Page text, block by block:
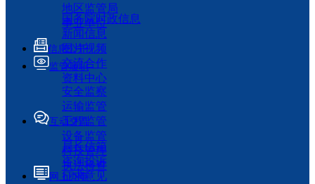
地区监管局
事业单位
国务院时政信息
新闻信息
图片视频
交流合作
资料中心
信息公开
监管履职
安全监察
运输监管
工程监管
设备监管
科技管理
执法检查
互动交流
局长信箱
咨询投诉
征求意见
网上办事